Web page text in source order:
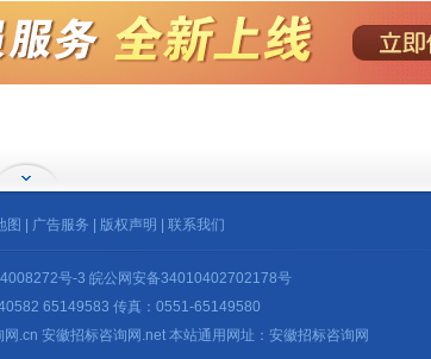
图 广告服务 版权声明 联系我们
号-3 皖公网安备34010402702178号
65149583 传真：0551-65149580
.cn 安徽招标咨询网.net 本站通用网址：安徽招标咨询网